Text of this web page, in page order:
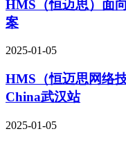
HMS（恒迈思）面
案
2025-01-05
HMS（恒迈思网络
China武汉站
2025-01-05